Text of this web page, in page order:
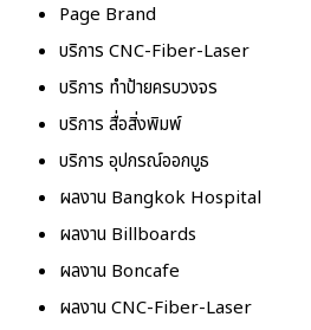
Page Brand
บริการ CNC-Fiber-Laser
บริการ ทำป้ายครบวงจร
บริการ สื่อสิ่งพิมพ์
บริการ อุปกรณ์ออกบูธ
ผลงาน Bangkok Hospital
ผลงาน Billboards
ผลงาน Boncafe
ผลงาน CNC-Fiber-Laser